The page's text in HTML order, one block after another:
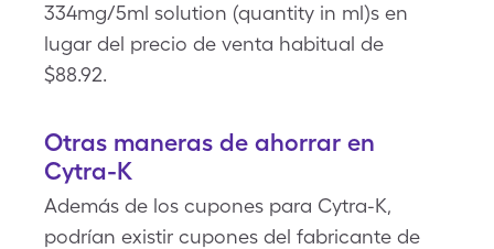
334mg/5ml solution (quantity in ml)s en
lugar del precio de venta habitual de
$88.92.
Otras maneras de ahorrar en
Cytra-K
Además de los cupones para Cytra-K,
podrían existir cupones del fabricante de